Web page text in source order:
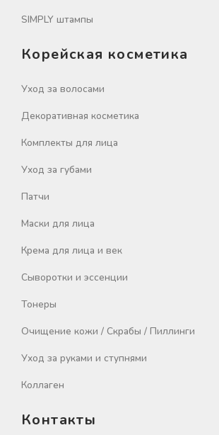
SIMPLY штампы
Корейская косметика
Уход за волосами
Декоративная косметика
Комплекты для лица
Уход за губами
Патчи
Маски для лица
Крема для лица и век
Сыворотки и эссенции
Тонеры
Очищение кожи / Скрабы / Пиллинги
Уход за руками и ступнями
Коллаген
Контакты